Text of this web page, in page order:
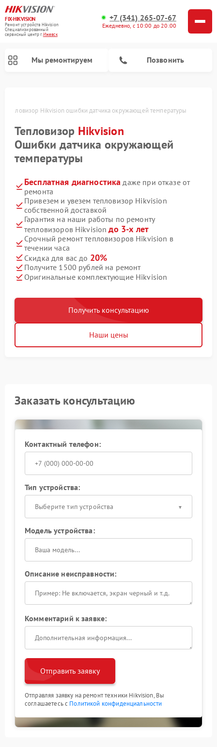
FIX-HIKVISION
Ремонт устройств Hikvision
Специализированный
cервисный центр г.Ижевск
+7 (341) 265-07-67
Ежедневно, с 10:00 до 20:00
Мы ремонтируем Позвонить
Тепловизор Hikvision ошибки датчика окружающей температуры
Тепловизор Hikvision
Ошибки датчика окружающей
температуры
Бесплатная диагностика даже при отказе от
ремонта
Привезем и увезем тепловизор Hikvision
собственной доставкой
Гарантия на наши работы по ремонту
тепловизоров Hikvisionдо 3-х лет
Срочный ремонт тепловизоров Hikvision в
течении часа
Скидка для вас до 20%
Получите 1500 рублей на ремонт
Оригинальные комплектующие Hikvision
Получить консультацию
Наши цены
Заказать консультацию
Контактный телефон:
Тип устройства:
Выберите тип устройства
Модель устройства:
Описание неисправности:
Комментарий к заявке:
Отправить заявку
Отправляя заявку на ремонт техники Hikvision, Вы
соглашаетесь с Политикой конфиденциальности